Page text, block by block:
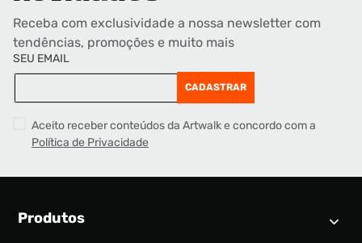
Receba com exclusividade a nossa newsletter com
tendências, promoções e muito mais
SEU EMAIL
CADASTRAR
Aceito receber conteúdos da Artwalk e concordo com a
Política de Privacidade
Produtos